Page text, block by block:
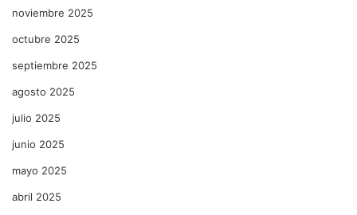
noviembre 2025
octubre 2025
septiembre 2025
agosto 2025
julio 2025
junio 2025
mayo 2025
abril 2025